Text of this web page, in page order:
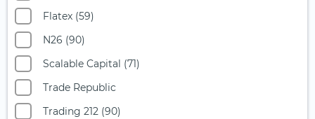
Christliche Prinzipien
Cloud Computing
Cyber Security
Derivate
Digitale Gesundheit
S&P 500
Staatsanleihen Deutschland
Staatsanleihen Eurozone
STOXX Europe 600
Flatex (59)
N26 (90)
Scalable Capital (71)
Trade Republic
Trading 212 (90)